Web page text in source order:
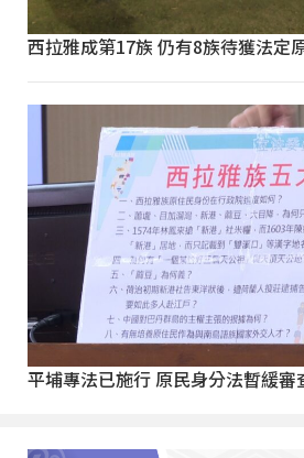
西拉雅成第17族 仍有8族待獲法定
平埔專法已施行 原民身分法暫緩審